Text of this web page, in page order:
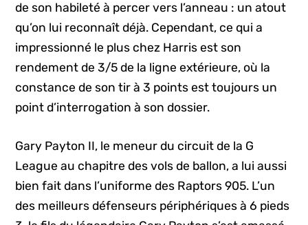
de son habileté à percer vers l’anneau : un atout
qu’on lui reconnaît déjà. Cependant, ce qui a
impressionné le plus chez Harris est son
rendement de 3/5 de la ligne extérieure, où la
constance de son tir à 3 points est toujours un
point d’interrogation à son dossier.
Gary Payton II, le meneur du circuit de la G
League au chapitre des vols de ballon, a lui aussi
bien fait dans l’uniforme des Raptors 905. L’un
des meilleurs défenseurs périphériques à 6 pieds